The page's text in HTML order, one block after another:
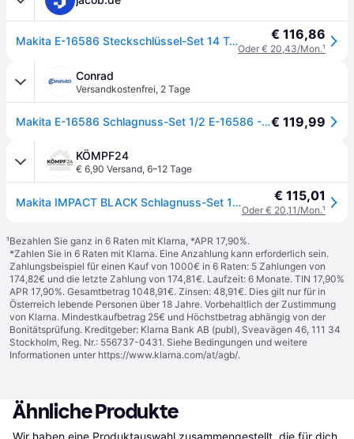
Makita E-16586 Steckschlüssel-Set 14 Teile 1/2 (E-16586) € 116,86
Oder € 20,43/Mon.¹
Conrad
Versandkostenfrei, 2 Tage
Makita E-16586 Schlagnuss-Set 1/2 E-16586 - []€ 119,99
KÖMPF24
€ 6,90 Versand, 6–12 Tage
Makita IMPACT BLACK Schlagnuss-Set 14-tlg. 1/2" E-16586 € 115,01
Oder € 20,11/Mon.¹
¹Bezahlen Sie ganz in 6 Raten mit Klarna, *APR 17,90%.
*Zahlen Sie in 6 Raten mit Klarna. Eine Anzahlung kann erforderlich sein.
Zahlungsbeispiel für einen Kauf von 1000€ in 6 Raten: 5 Zahlungen von
174,82€ und die letzte Zahlung von 174,81€. Laufzeit: 6 Monate. TIN 17,90%
APR 17,90%. Gesamtbetrag 1048,91€. Zinsen: 48,91€. Dies gilt nur für in
Österreich lebende Personen über 18 Jahre. Vorbehaltlich der Zustimmung
von Klarna. Mindestkaufbetrag 25€ und Höchstbetrag abhängig von der
Bonitätsprüfung. Kreditgeber: Klarna Bank AB (publ), Sveavägen 46, 111 34
Stockholm, Reg. Nr.: 556737-0431. Siehe Bedingungen und weitere
Informationen unter https://www.klarna.com/at/agb/.
Ähnliche Produkte
Wir haben eine Produktauswahl zusammengestellt, die für dich